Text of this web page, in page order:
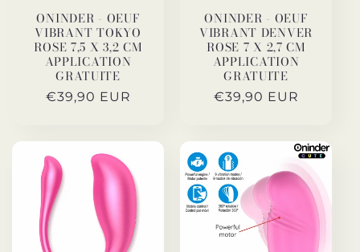
ONINDER - OEUF
VIBRANT TOKYO
ROSE 7,5 X 3,2 CM
APPLICATION
GRATUITE
Prix
€39,90 EUR
ONINDER - OEUF
VIBRANT DENVER
ROSE 7 X 2,7 CM
APPLICATION
GRATUITE
Prix
€39,90 EUR